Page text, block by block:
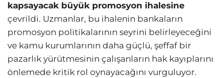
kapsayacak büyük promosyon ihalesine
çevrildi. Uzmanlar, bu ihalenin bankaların
promosyon politikalarının seyrini belirleyeceğini
ve kamu kurumlarının daha güçlü, şeffaf bir
pazarlık yürütmesinin çalışanların hak kayıplarını
önlemede kritik rol oynayacağını vurguluyor.